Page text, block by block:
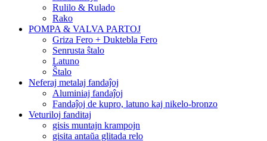
Rulilo & Rulado
Rako
POMPA & VALVA PARTOJ
Griza Fero + Duktebla Fero
Senrusta ŝtalo
Latuno
Ŝtalo
Neferaj metalaj fandaĵoj
Aluminiaj fandaĵoj
Fandaĵoj de kupro, latuno kaj nikelo-bronzo
Veturiloj fanditaj
gisis muntajn krampojn
gisita antaŭa glitada relo